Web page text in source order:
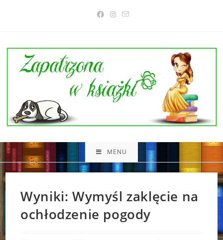
MENU
Wyniki: Wymyśl zaklęcie na
ochłodzenie pogody